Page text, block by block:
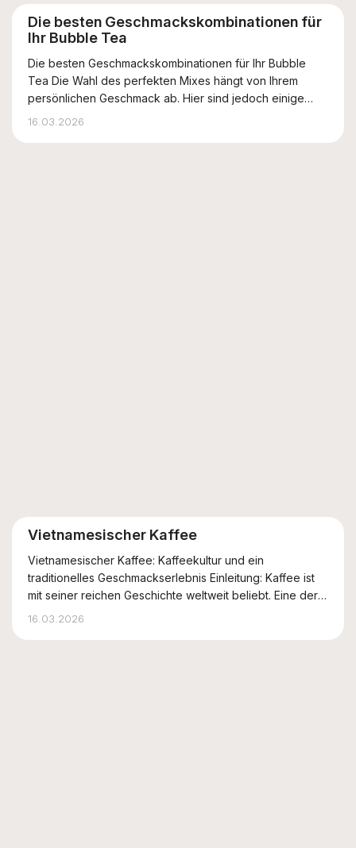
Die besten Geschmackskombinationen für
Ihr Bubble Tea
16.03.2026
Die besten Geschmackskombinationen für Ihr Bubble
Tea Die Wahl des perfekten Mixes hängt von Ihrem
persönlichen Geschmack ab. Hier sind jedoch einige
bewährte und beliebte Kombinationen, die Sie
Vietnamesischer Kaffee
16.03.2026
Vietnamesischer Kaffee: Kaffeekultur und ein
traditionelles Geschmackserlebnis Einleitung: Kaffee ist
mit seiner reichen Geschichte weltweit beliebt. Eine der
faszinierendsten Varianten ist der vietnamesische Kaffee.